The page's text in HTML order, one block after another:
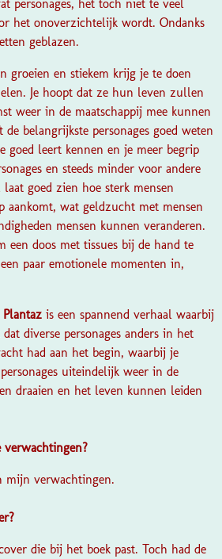
personages, het toch niet te veel
het onoverzichtelijk wordt. Ondanks
geblazen.
groeien en stiekem krijg je te doen
Je hoopt dat ze hun leven zullen
weer in de maatschappij mee kunnen
belangrijkste personages goed weten
goed leert kennen en je meer begrip
en steeds minder voor andere
laat goed zien hoe sterk mensen
aankomt, wat geldzucht met mensen
mensen kunnen veranderen.
een doos met tissues bij de hand te
paar emotionele momenten in,
Plantaz is een spannend verhaal waarbij
diverse personages anders in het
had aan het begin, waarbij je
uiteindelijk weer in de
draaien en het leven kunnen leiden
verwachtingen?
mijn verwachtingen.
die bij het boek past. Toch had de